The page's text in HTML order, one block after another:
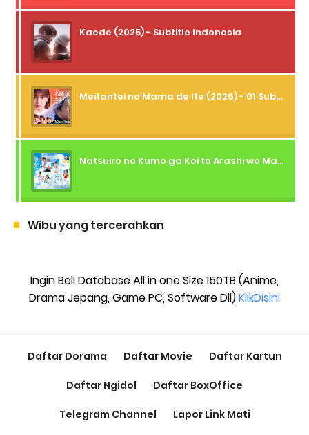
Kaede (2025) - Subtitle Indonesia
Meitantei no Mama de Ite (2026) - 01 Subtitle Indonesia
Natsuiro no Kumo ga Koi to Arashi wo Makiokosu (2026) - 01 Subtitle Indonesia
Wibu yang tercerahkan
Ingin Beli Database All in one Size 150TB (Anime,
Drama Jepang, Game PC, Software Dll)KlikDisini
Daftar Dorama Daftar Movie Daftar Kartun
Daftar Ngidol Daftar BoxOffice
Telegram Channel Lapor Link Mati